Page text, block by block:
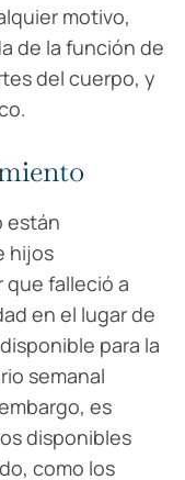
motivo,
de la función de
del cuerpo, y
están
hijos
falleció a
en el lugar de
para la
semanal
es
disponibles
como los